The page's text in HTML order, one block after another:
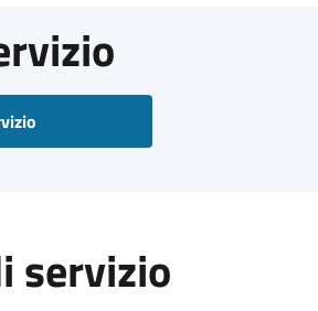
servizio